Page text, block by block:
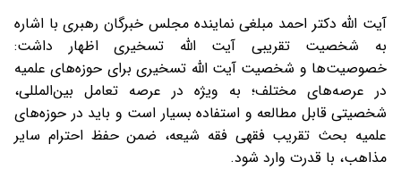
آیت الله دکتر احمد مبلغی نماینده مجلس خبرگان رهبری با اشاره
به شخصیت تقریبی آیت الله تسخیری اظهار داشت:
خصوصیت‌ها و شخصیت آیت الله تسخیری برای حوزه‌های علمیه
در عرصه‌های مختلف؛ به ویژه در عرصه تعامل بین‌المللی،
شخصیتی قابل مطالعه و استفاده بسیار است و باید در حوزه‌های
علمیه بحث تقریب فقهی فقه شیعه، ضمن حفظ احترام سایر
مذاهب، با قدرت وارد شود.